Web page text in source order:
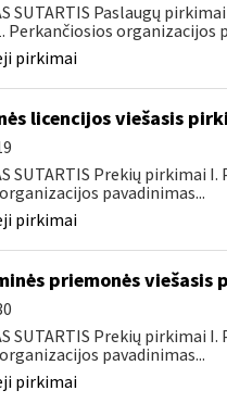
SUTARTIS Paslaugų
Perkančiosios organizacijos
pirkimai
licencijos viešasis
SUTARTIS Prekių pirkimai I.
pavadinimas...
pirkimai
priemonės viešasis
SUTARTIS Prekių pirkimai I.
pavadinimas...
pirkimai